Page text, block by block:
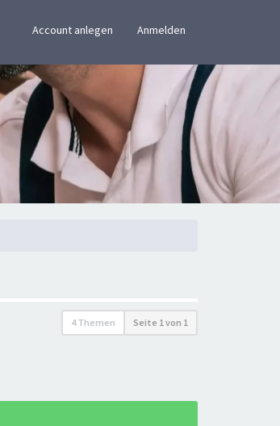
Account anlegen Anmelden
4 Themen Seite 1von 1